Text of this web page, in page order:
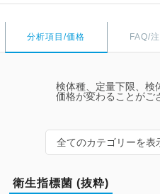
分析項目/価格 FAQ/
検体種、定量下限、検
価格が変わることがご
全てのカテゴリーを表
衛生指標菌 (抜粋)